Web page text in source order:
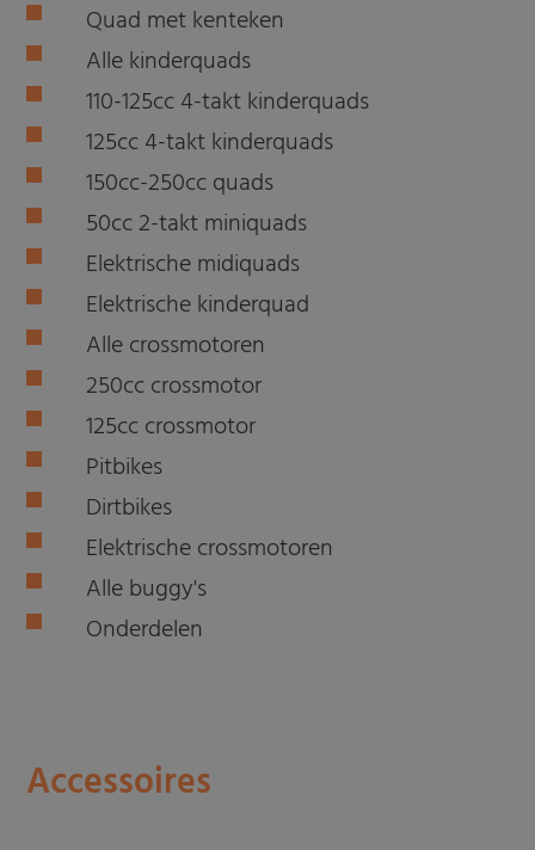
Quad met kenteken
Alle kinderquads
110-125cc 4-takt kinderquads
125cc 4-takt kinderquads
150cc-250cc quads
50cc 2-takt miniquads
Elektrische midiquads
Elektrische kinderquad
Alle crossmotoren
250cc crossmotor
125cc crossmotor
Pitbikes
Dirtbikes
Elektrische crossmotoren
Alle buggy's
Onderdelen
Accessoires